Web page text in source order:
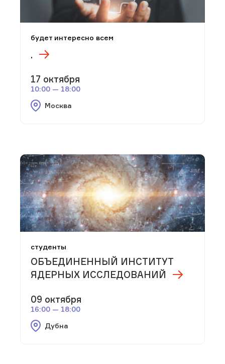
будет интересно всем
.
17 октября
10:00 — 18:00
Москва
студенты
ОБЪЕДИНЕННЫЙ ИНСТИТУТ
ЯДЕРНЫХ ИССЛЕДОВАНИЙ
09 октября
16:00 — 18:00
Дубна